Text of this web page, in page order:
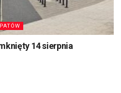
14 sierpnia